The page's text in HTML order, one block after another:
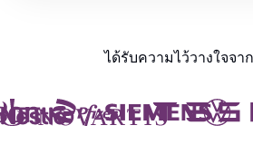
ได้รับความไว้วางใจจ